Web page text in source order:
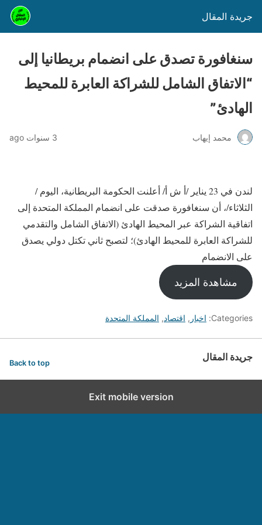
جريدة المقال
سنغافورة تصدق على انضمام بريطانيا إلى
“الاتفاق الشامل للشراكة العابرة للمحيط
الهادئ”
محمد إيهاب 3 سنوات ago
لندن في 23 يناير /أ ش أ/ أعلنت الحكومة البريطانية، اليوم /
الثلاثاء/، أن سنغافورة صدقت على انضمام المملكة المتحدة إلى
اتفاقية الشراكة عبر المحيط الهادئ (الاتفاق الشامل والتقدمي
للشراكة العابرة للمحيط الهادئ)؛ لتصبح ثاني تكتل دولي يصدق
على الانضمام
مشاهدة المزيد
Categories: اخبار , اقتصاد, المملكة المتحدة
جريدة المقال Back to top
Exit mobile version